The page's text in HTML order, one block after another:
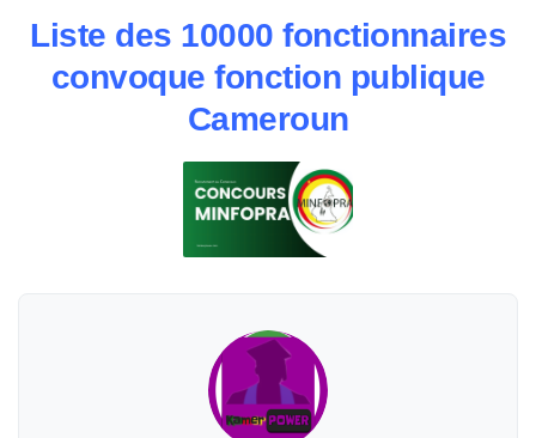
Liste des 10000 fonctionnaires
convoque fonction publique
Cameroun